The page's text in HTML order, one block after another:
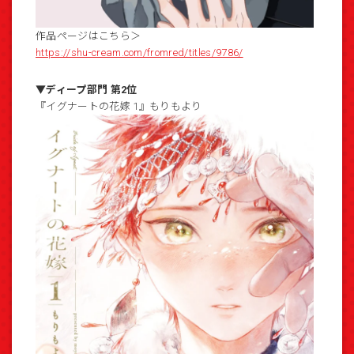
作品ページはこちら＞
https://shu-cream.com/fromred/titles/9786/
▼ディープ部門 第2位
『イグナートの花嫁 1』もりもより